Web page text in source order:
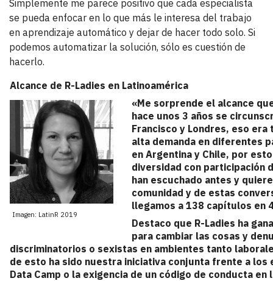
Simplemente me parece positivo que cada especialista
se pueda enfocar en lo que más le interesa del trabajo
en aprendizaje automático y dejar de hacer todo solo. Si
podemos automatizar la solución, sólo es cuestión de
hacerlo.
Alcance de R-Ladies en Latinoamérica
Imagen: LatinR 2019
«Me sorprende el alcance
hace unos 3 años se
Francisco y Londres, eso
alta demanda en diferentes
en Argentina y Chile, por
diversidad con participación
han escuchado antes y
comunidad y de estas
llegamos a 138 capítulos en
Destaco que R-Ladies ha
para cambiar las cosas y
discriminatorios o sexistas en ambientes tanto
de esto ha sido nuestra iniciativa conjunta frente a los
Data Camp o la exigencia de un código de conducta en